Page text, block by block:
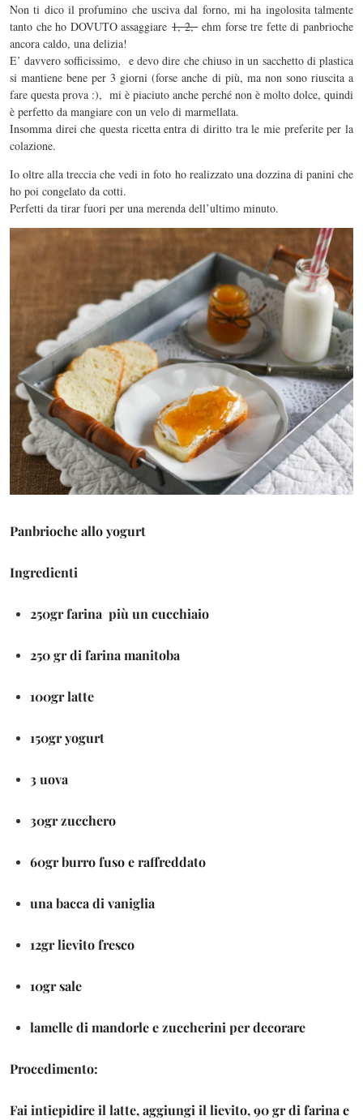
Non ti dico il profumino che usciva dal forno, mi ha ingolosita talmente
tanto che ho DOVUTO assaggiare1, 2,ehm forse tre fette di panbrioche
ancora caldo, una delizia!
E’ davvero sofficissimo, e devo dire che chiuso in un sacchetto di plastica
si mantiene bene per 3 giorni (forse anche di più, ma non sono riuscita a
fare questa prova :), mi è piaciuto anche perché non è molto dolce, quindi
è perfetto da mangiare con un velo di marmellata.
Insomma direi che questa ricetta entra di diritto tra le mie preferite per la
colazione.
Io oltre alla treccia che vedi in foto ho realizzato una dozzina di panini che
ho poi congelato da cotti.
Perfetti da tirar fuori per una merenda dell’ultimo minuto.
Panbrioche allo yogurt
Ingredienti
250gr farina più un cucchiaio
250 gr di farina manitoba
100gr latte
150gr yogurt
3 uova
30gr zucchero
60gr burro fuso e raffreddato
una bacca di vaniglia
12gr lievito fresco
10gr sale
lamelle di mandorle e zuccherini per decorare
Procedimento:
Fai intiepidire il latte, aggiungi il lievito, 90 gr di farina e